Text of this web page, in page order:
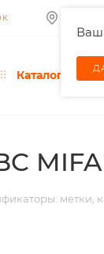
Ваш
Каталог
метки,